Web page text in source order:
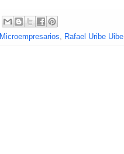
Microempresarios, Rafael Uribe Uibe